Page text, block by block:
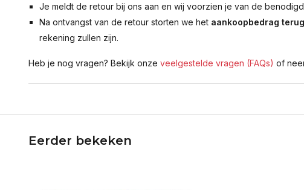
Je meldt de retour bij ons aan en wij voorzien je van de
Na ontvangst van de retour storten we het aankoopbedrag terug
rekening zullen zijn.
Heb je nog vragen? Bekijk onze veelgestelde vragen (FAQs) of
Eerder bekeken